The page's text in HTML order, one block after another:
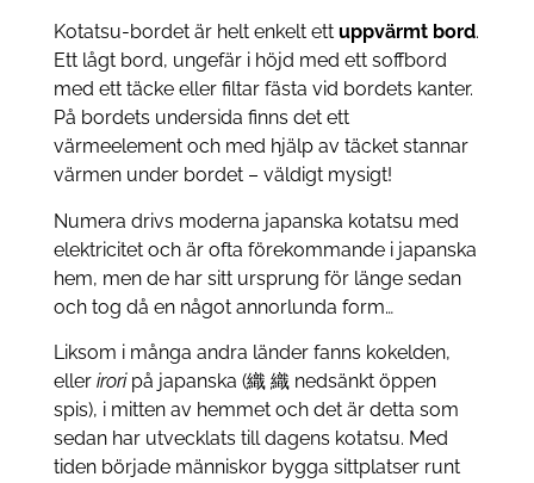
Kotatsu-bordet är helt enkelt ett uppvärmt bord.
Ett lågt bord, ungefär i höjd med ett soffbord
med ett täcke eller filtar fästa vid bordets kanter.
På bordets undersida finns det ett
värmeelement och med hjälp av täcket stannar
värmen under bordet – väldigt mysigt!
Numera drivs moderna japanska kotatsu med
elektricitet och är ofta förekommande i japanska
hem, men de har sitt ursprung för länge sedan
och tog då en något annorlunda form…
Liksom i många andra länder fanns kokelden,
eller iroripå japanska (織 織 nedsänkt öppen
spis), i mitten av hemmet och det är detta som
sedan har utvecklats till dagens kotatsu. Med
tiden började människor bygga sittplatser runt